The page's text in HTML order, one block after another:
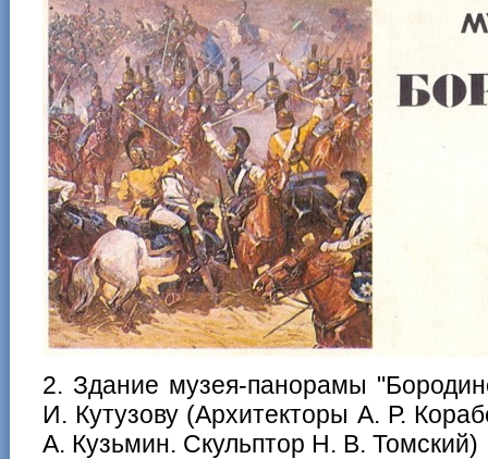
2. Здание музея-панорамы
И. Кутузову (Архитекторы А. Р.
А. Кузьмин. Скульптор Н. В. Томский)